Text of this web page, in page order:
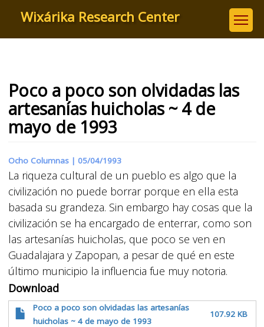
content
Wixárika Research Center
Poco a poco son olvidadas las
artesanías huicholas ~ 4 de
mayo de 1993
Ocho Columnas | 05/04/1993
La riqueza cultural de un pueblo es algo que la
civilización no puede borrar porque en ella esta
basada su grandeza. Sin embargo hay cosas que la
civilización se ha encargado de enterrar, como son
las artesanías huicholas, que poco se ven en
Guadalajara y Zapopan, a pesar de qué en este
último municipio la influencia fue muy notoria.
Download
Poco a poco son olvidadas las artesanías
huicholas ~ 4 de mayo de 1993
107.92 KB